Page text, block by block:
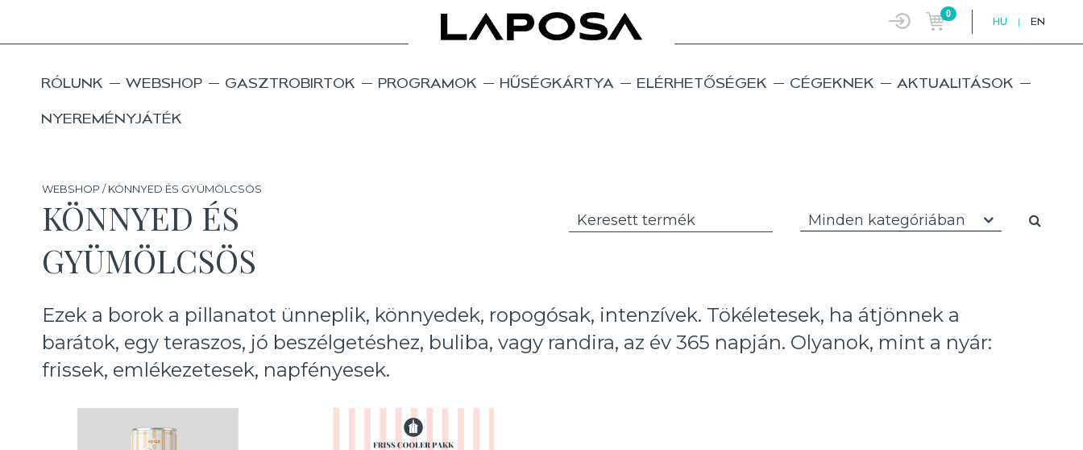
0
HU | EN
RÓLUNK WEBSHOP GASZTROBIRTOK PROGRAMOK HŰSÉGKÁRTYA ELÉRHETŐSÉGEK CÉGEKNEK AKTUALITÁSOK
NYEREMÉNYJÁTÉK
WEBSHOP / KÖNNYED ÉS GYÜMÖLCSÖS
KÖNNYED ÉS
GYÜMÖLCSÖS
Minden kategóriában
Ezek a borok a pillanatot ünneplik, könnyedek, ropogósak, intenzívek. Tökéletesek, ha átjönnek a
barátok, egy teraszos, jó beszélgetéshez, buliba, vagy randira, az év 365 napján. Olyanok, mint a nyár:
frissek, emlékezetesek, napfényesek.